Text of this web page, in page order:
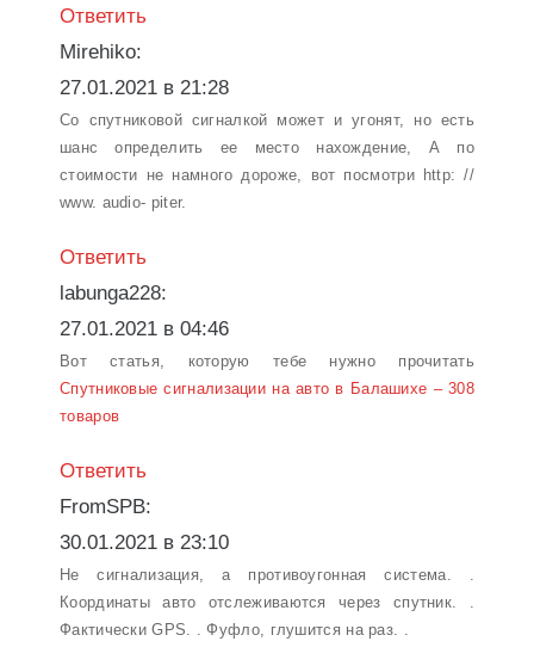
Ответить
Mirehiko:
27.01.2021 в 21:28
Со спутниковой сигналкой может и угонят, но есть
шанс определить ее место нахождение, А по
стоимости не намного дороже, вот посмотри http: //
www. audio- piter.
Ответить
labunga228:
27.01.2021 в 04:46
Вот статья, которую тебе нужно прочитать
Спутниковые сигнализации на авто в Балашихе – 308
товаров
Ответить
FromSPB:
30.01.2021 в 23:10
Не сигнализация, а противоугонная система. .
Координаты авто отслеживаются через спутник. .
Фактически GPS. . Фуфло, глушится на раз. .